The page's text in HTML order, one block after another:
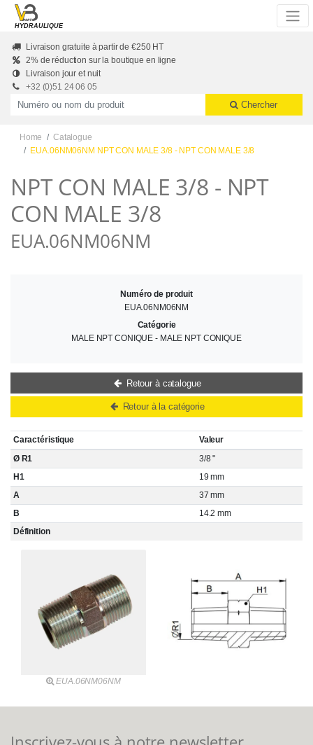
Skip to main content
HYDRAULIQUE
Livraison gratuite à partir de €250 HT
2% de réduction sur la boutique en ligne
Livraison jour et nuit
+32 (0)51 24 06 05
Productnummer of naam
Chercher
Home
Catalogue
EUA.06NM06NM NPT CON MALE 3/8 - NPT CON MALE 3/8
NPT CON MALE 3/8 - NPT
CON MALE 3/8
EUA.06NM06NM
Caractéristique
Valeur
Ø R1
3/8 "
H1
19 mm
A
37 mm
B
14.2 mm
Définition
EUA.06NM06NM
Numéro de produit
EUA.06NM06NM
Catégorie
MALE NPT CONIQUE - MALE NPT CONIQUE
Retour à catalogue
Retour à la catégorie